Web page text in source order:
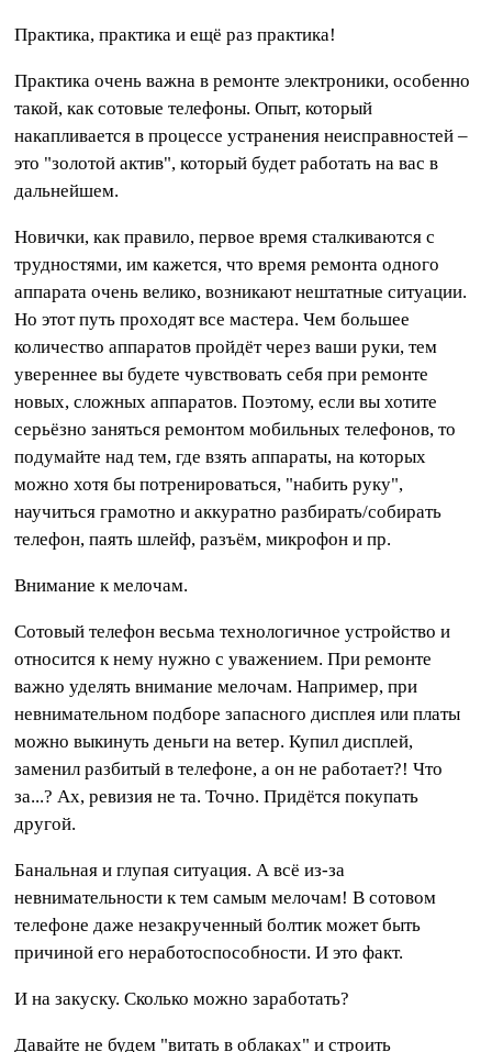
Практика, практика и ещё раз практика!
Практика очень важна в ремонте электроники, особенно
такой, как сотовые телефоны. Опыт, который
накапливается в процессе устранения неисправностей –
это "золотой актив", который будет работать на вас в
дальнейшем.
Новички, как правило, первое время сталкиваются с
трудностями, им кажется, что время ремонта одного
аппарата очень велико, возникают нештатные ситуации.
Но этот путь проходят все мастера. Чем большее
количество аппаратов пройдёт через ваши руки, тем
увереннее вы будете чувствовать себя при ремонте
новых, сложных аппаратов. Поэтому, если вы хотите
серьёзно заняться ремонтом мобильных телефонов, то
подумайте над тем, где взять аппараты, на которых
можно хотя бы потренироваться, "набить руку",
научиться грамотно и аккуратно разбирать/собирать
телефон, паять шлейф, разъём, микрофон и пр.
Внимание к мелочам.
Сотовый телефон весьма технологичное устройство и
относится к нему нужно с уважением. При ремонте
важно уделять внимание мелочам. Например, при
невнимательном подборе запасного дисплея или платы
можно выкинуть деньги на ветер. Купил дисплей,
заменил разбитый в телефоне, а он не работает?! Что
за...? Ах, ревизия не та. Точно. Придётся покупать
другой.
Банальная и глупая ситуация. А всё из-за
невнимательности к тем самым мелочам! В сотовом
телефоне даже незакрученный болтик может быть
причиной его неработоспособности. И это факт.
И на закуску. Сколько можно заработать?
Давайте не будем "витать в облаках" и строить